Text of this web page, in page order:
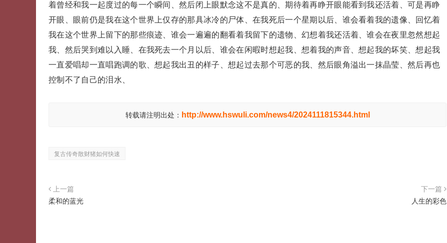
着曾经和我一起度过的每一个瞬间、然后闭上眼默念这不是真的、期待着再睁开眼能看到我还活着、可是再睁
开眼、眼前仍是我在这个世界上仅存的那具冰冷的尸体、在我死后一个星期以后、谁会看着我的遗像、回忆着
我在这个世界上留下的那些痕迹、谁会一遍遍的翻看着我留下的遗物、幻想着我还活着、谁会在夜里忽然想起
我、然后哭到难以入睡、在我死去一个月以后、谁会在闲暇时想起我、想着我的声音、想起我的坏笑、想起我
一直爱唱却一直唱跑调的歌、想起我出丑的样子、想起过去那个可恶的我、然后眼角溢出一抹晶莹、然后再也
控制不了自己的泪水、
转载请注明出处： http://www.hswuli.com/news4/2024111815344.html
复古传奇散财猪如何快速
上一篇
柔和的蓝光
下一篇
人生的彩色